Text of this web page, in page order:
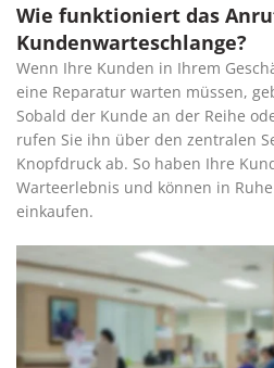
Wie funktioniert das
Kundenwarteschlange?
Wenn Ihre Kunden in Ihrem
eine Reparatur warten müssen,
Sobald der Kunde an der Reihe
rufen Sie ihn über den zentralen
Knopfdruck ab. So haben Ihre
Warteerlebnis und können in
einkaufen.